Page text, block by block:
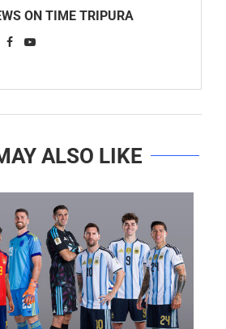
ON TIME TRIPURA
ALSO LIKE